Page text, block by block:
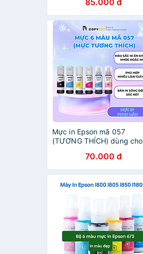
COMBO TẶNG 1 CHAI)
85.000 đ
Mực in Epson mã 057
(TƯƠNG THÍCH) dùng cho
70.000 đ